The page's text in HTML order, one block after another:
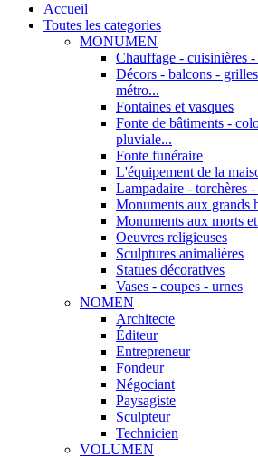
Accueil
Toutes les categories
MONUMEN
Chauffage - cuisinières -
Décors - balcons -
métro...
Fontaines et vasques
Fonte de bâtiments -
pluviale...
Fonte funéraire
L'équipement de la
Lampadaire - torchères -
Monuments aux grands
Monuments aux morts
Oeuvres religieuses
Sculptures animalières
Statues décoratives
Vases - coupes - urnes
NOMEN
Architecte
Éditeur
Entrepreneur
Fondeur
Négociant
Paysagiste
Sculpteur
Technicien
VOLUMEN